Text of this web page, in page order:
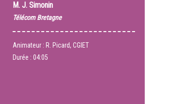
M. J. Simonin
Télécom Bretagne
Animateur : R. Picard, CGIET
Durée : 04:05